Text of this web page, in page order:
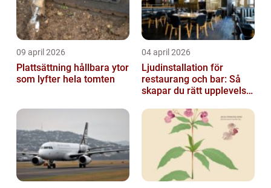
09 april 2026
Plattsättning hållbara ytor
som lyfter hela tomten
04 april 2026
Ljudinstallation för
restaurang och bar: Så
skapar du rätt upplevelse